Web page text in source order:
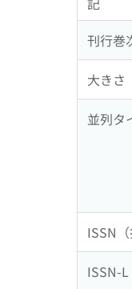
刊行巻
大きさ
並列タ
ISSN（
ISSN-L